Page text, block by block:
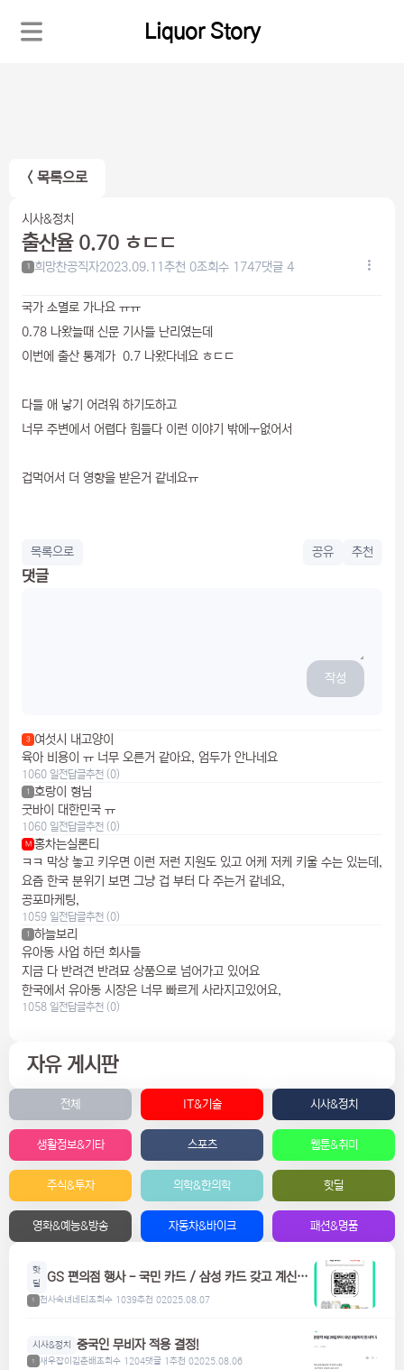
Liquor Story
< 목록으로
시사&정치
출산율 0.70 ㅎㄷㄷ
1 희망찬공직자2023.09.11추천 0조회수 1747댓글 4
국가 소멸로 가나요 ㅠㅠ
0.78 나왔늘때 신문 기사들 난리였는데
이번에 출산 통계가 0.7 나왔다네요 ㅎㄷㄷ
다들 애 낳기 어려워 하기도하고
너무 주변에서 어렵다 힘들다 이런 이야기 밖에ㅜ없어서
겁먹어서 더 영향을 받은거 같네요ㅠ
목록으로 공유 추천
댓글
작성
3
여섯시 내고양이
육아 비용이 ㅠ 너무 오른거 같아요, 엄두가 안나네요
1060 일전답글추천 (0)
1
호랑이 형님
굿바이 대한민국 ㅠ
1060 일전답글추천 (0)
M 홍차는실론티
ㅋㅋ 막상 놓고 키우면 이런 저런 지원도 있고 어케 저케 키울 수는 있는데,
요즘 한국 분위기 보면 그냥 겁 부터 다 주는거 같네요,
공포마케팅,
1059 일전답글추천 (0)
1
하늘보리
유아동 사업 하던 회사들
지금 다 반려견 반려묘 상품으로 넘어가고 있어요
한국에서 유아동 시장은 너무 빠르게 사라지고있어요,
1058 일전답글추천 (0)
자유 게시판
전체 IT&기술 시사&정치
생활정보&기타 스포츠 웹툰&취미
주식&투자 의학&한의학 핫딜
영화&예능&방송 자동차&바이크 패션&명품
핫
딜
GS 편의점 행사 - 국민 카드 / 삼성 카드 갖고 계신분
1 천사숙녀네티조회수 1039추천 02025.08.07
시사&정치 중국인 무비자 적용 결정!
1 새우잡이김춘배조회수 1204댓글 1추천 02025.08.06